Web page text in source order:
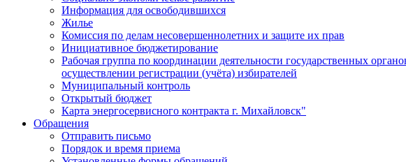
Информация для освободившихся
Жилье
Комиссия по делам несовершеннолетних и защите их прав
Инициативное бюджетирование
Рабочая группа по координации деятельности государственных
осуществлении регистрации (учёта) избирателей
Муниципальный контроль
Открытый бюджет
Карта энергосервисного контракта г. Михайловск"
Обращения
Отправить письмо
Порядок и время приема